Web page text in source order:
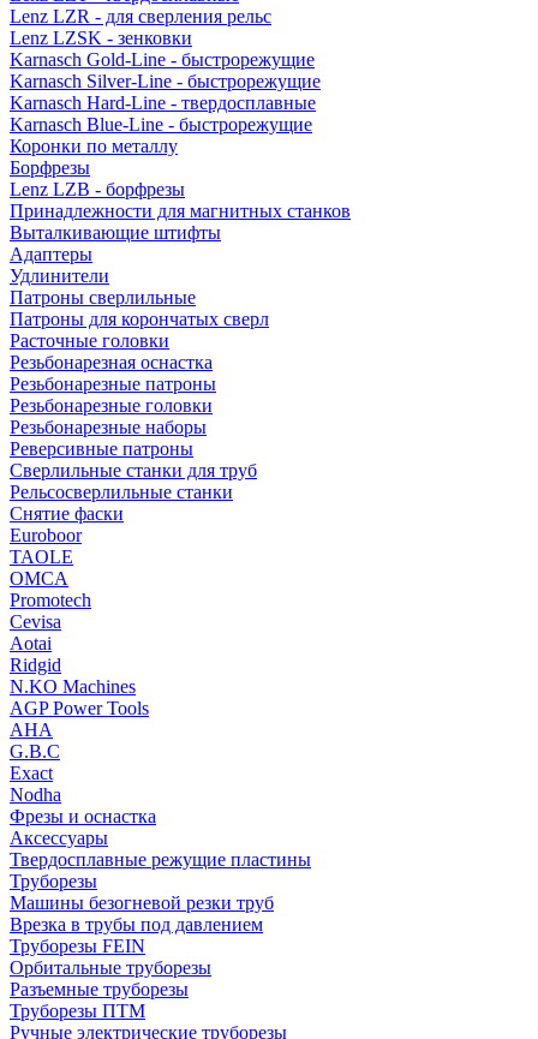
Lenz LZR - для сверления рельс
Lenz LZSK - зенковки
Karnasch Gold-Line - быстрорежущие
Karnasch Silver-Line - быстрорежущие
Karnasch Hard-Line - твердосплавные
Karnasch Blue-Line - быстрорежущие
Коронки по металлу
Борфрезы
Lenz LZB - борфрезы
Принадлежности для магнитных станков
Выталкивающие штифты
Адаптеры
Удлинители
Патроны сверлильные
Патроны для корончатых сверл
Расточные головки
Резьбонарезная оснастка
Резьбонарезные патроны
Резьбонарезные головки
Резьбонарезные наборы
Реверсивные патроны
Сверлильные станки для труб
Рельсосверлильные станки
Снятие фаски
Euroboor
TAOLE
OMCA
Promotech
Cevisa
Aotai
Ridgid
N.KO Machines
AGP Power Tools
AHA
G.B.C
Exact
Nodha
Фрезы и оснастка
Аксессуары
Твердосплавные режущие пластины
Труборезы
Машины безогневой резки труб
Врезка в трубы под давлением
Труборезы FEIN
Орбитальные труборезы
Разъемные труборезы
Труборезы ПТМ
Ручные электрические труборезы